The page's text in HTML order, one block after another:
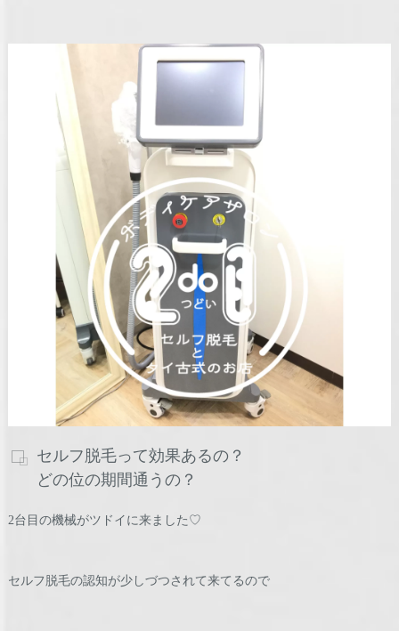
セルフ脱毛って効果あるの？
どの位の期間通うの？
2台目の機械がツドイに来ました♡
セルフ脱毛の認知が少しづつされて来てるので